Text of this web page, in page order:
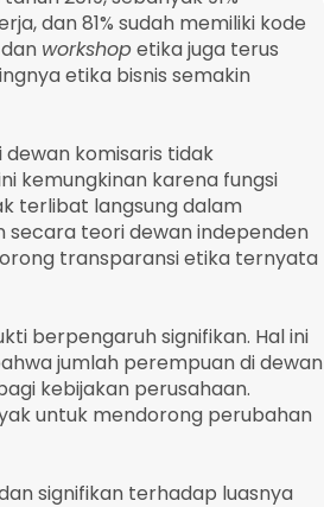
dan 81% sudah memiliki kode
workshopetika juga terus
etika bisnis semakin
komisaris tidak
kemungkinan karena fungsi
terlibat langsung dalam
secara teori dewan independen
transparansi etika ternyata
berpengaruh signifikan. Hal ini
jumlah perempuan di dewan
kebijakan perusahaan.
untuk mendorong perubahan
signifikan terhadap luasnya